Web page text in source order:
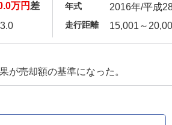
万円 差
3.0
年式 2016年/平成
走行距離 15,001～
が売却額の基準になった。